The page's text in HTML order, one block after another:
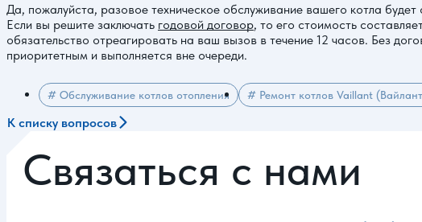
Да, пожалуйста, разовое техническое обслуживание вашего котла
Если вы решите заключать годовой договор, то его стоимость
обязательство отреагировать на ваш вызов в течение 12 часов. Без
приоритетным и выполняется вне очереди.
# Обслуживание котлов отопления # Ремонт котлов Vaillant
К списку вопросов
Связаться с нами